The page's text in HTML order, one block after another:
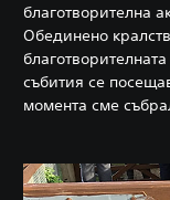
благотворителна
Обединено
събития се
момента сме